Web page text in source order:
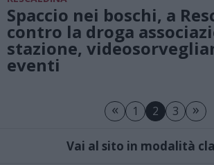
Spaccio nei boschi, a
contro la droga
stazione,
eventi
« 1 2 3 »
Vai al sito in modalità